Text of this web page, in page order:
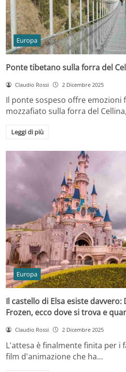
Europa
Ponte tibetano sulla forra del
Claudio Rossi 2 Dicembre 2025
Il ponte sospeso offre emozioni
mozzafiato sulla forra del
Leggi di più
Europa
Il castello di Elsa esiste
Frozen, ecco dove si trova e
Claudio Rossi 2 Dicembre 2025
L'attesa è finalmente finita per i
film d'animazione che ha…